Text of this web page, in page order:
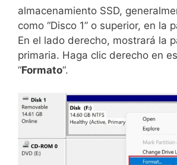
almacenamiento SSD,
como “Disco 1” o superior, en la
En el lado derecho, mostrará la
primaria. Haga clic derecho en
“Formato“.